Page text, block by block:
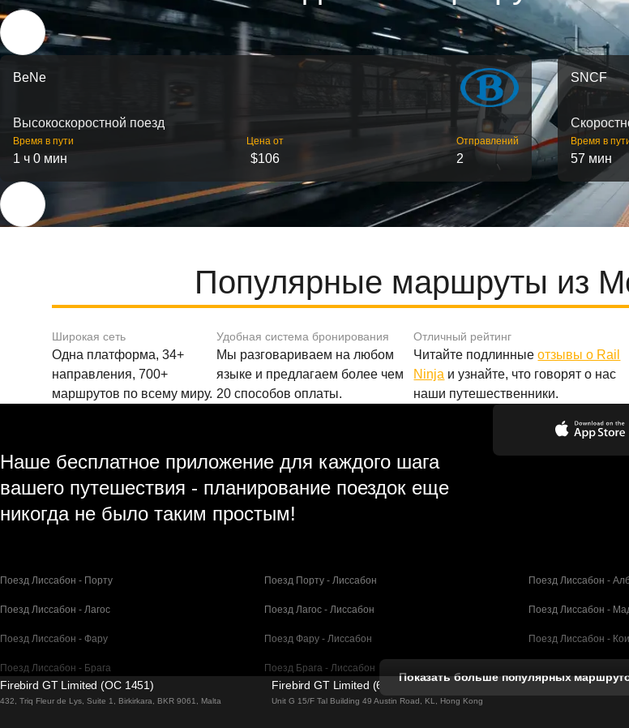
BeNe
Высокоскоростной поезд
Время в пути
1 ч 0 мин
Цена от
$106
Отправлений
2
SNCF
Время в
57 мин
Популярные маршруты из
Широкая сеть
Одна платформа, 34+
направления, 700+
маршрутов по всему миру.
Удобная система бронирования
Мы разговариваем на любом
языке и предлагаем более чем
20 способов оплаты.
Отличный рейтинг
Читайте подлинныеотзывы о Rail
Ninja и узнайте, что говорят о нас
наши путешественники.
Наше бесплатное приложение для каждого шага
вашего путешествия - планирование поездок еще
никогда не было таким простым!
Поезд Лиссабон - Порту Поезд Порту - Лиссабон Поезд Лиссабон -
Поезд Лиссабон - Лагос Поезд Лагос - Лиссабон Поезд Лиссабон -
Поезд Лиссабон - Фару Поезд Фару - Лиссабон Поезд Лиссабон -
Поезд Лиссабон - Брага Поезд Брага - Лиссабон
Поезд Барселона - Мадрид Поезд Мадрид - Барселона
Показать больше популярных
Firebird GT Limited (OC 1451)
432, Triq Fleur de Lys, Suite 1, Birkirkara, BKR 9061, Malta
Firebird GT Limited (61211989)
Unit G 15/F Tal Building 49 Austin Road, KL, Hong Kong